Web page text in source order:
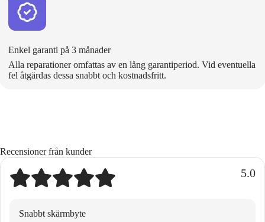
Enkel garanti på 3 månader
Alla reparationer omfattas av en lång garantiperiod. Vid eventuella
fel åtgärdas dessa snabbt och kostnadsfritt.
Recensioner från kunder
5.0
Snabbt skärmbyte